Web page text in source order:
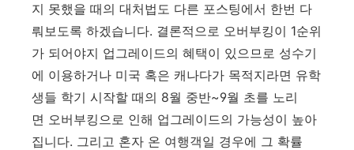
지 못했을 때의 대처법도 다른 포스팅에서 한번 다
뤄보도록 하겠습니다. 결론적으로 오버부킹이 1순위
가 되어야지 업그레이드의 혜택이 있으므로 성수기
에 이용하거나 미국 혹은 캐나다가 목적지라면 유학
생들 학기 시작할 때의 8월 중반~9월 초를 노리
면 오버부킹으로 인해 업그레이드의 가능성이 높아
집니다. 그리고 혼자 온 여행객일 경우에 그 확률